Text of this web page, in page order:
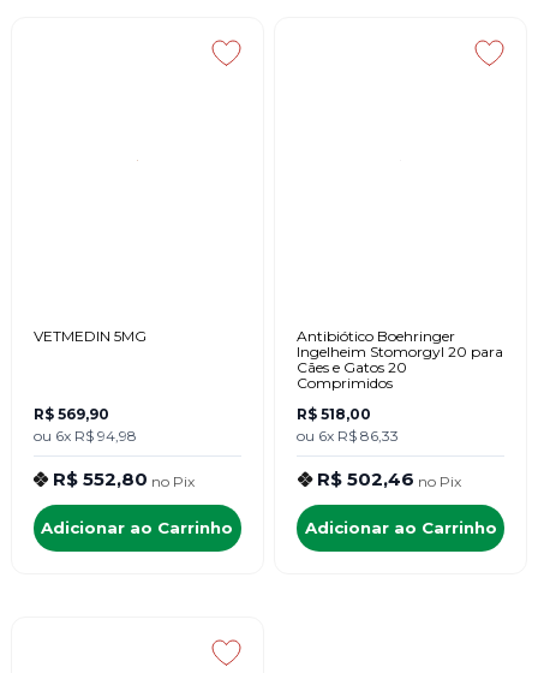
VETMEDIN 5MG
R$ 569,90
ou 6x R$ 94,98
R$ 552,80 no Pix
Adicionar ao Carrinho
Antibiótico Boehringer
Ingelheim Stomorgyl 20 para
Cães e Gatos 20
Comprimidos
R$ 518,00
ou 6x R$ 86,33
R$ 502,46 no Pix
Adicionar ao Carrinho